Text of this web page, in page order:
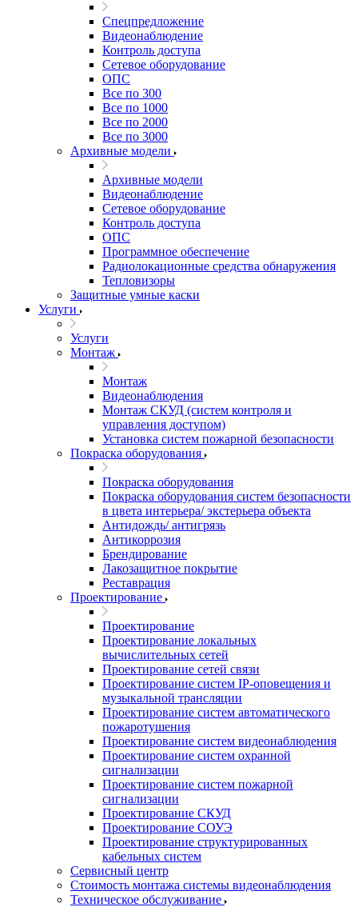
Спецпредложение
Видеонаблюдение
Контроль доступа
Сетевое оборудование
ОПС
Все по 300
Все по 1000
Все по 2000
Все по 3000
Архивные модели
Архивные модели
Видеонаблюдение
Сетевое оборудование
Контроль доступа
ОПС
Программное обеспечение
Радиолокационные средства обнаружения
Тепловизоры
Защитные умные каски
Услуги
Услуги
Монтаж
Монтаж
Видеонаблюдения
Монтаж СКУД (систем контроля и
управления доступом)
Установка систем пожарной безопасности
Покраска оборудования
Покраска оборудования
Покраска оборудования систем безопасности
в цвета интерьера/ экстерьера объекта
Антидождь/ антигрязь
Антикоррозия
Брендирование
Лакозащитное покрытие
Реставрация
Проектирование
Проектирование
Проектирование локальных
вычислительных сетей
Проектирование сетей связи
Проектирование систем IP-оповещения и
музыкальной трансляции
Проектирование систем автоматического
пожаротушения
Проектирование систем видеонаблюдения
Проектирование систем охранной
сигнализации
Проектирование систем пожарной
сигнализации
Проектирование СКУД
Проектирование СОУЭ
Проектирование структурированных
кабельных систем
Сервисный центр
Стоимость монтажа системы видеонаблюдения
Техническое обслуживание